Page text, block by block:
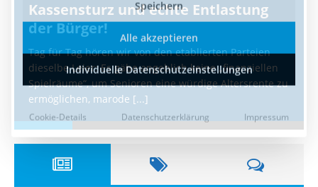
Kassensturz und echte Entlastung
der Bürger!
Tag für Tag hören wir von den etablierten Parteien
dieselbe Leier: Es gäbe angeblich keine „finanziellen
Spielräume“, um Senioren eine würdige Altersrente zu
ermöglichen, marode [...]